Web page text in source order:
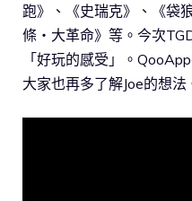
跑》、《史瑞克》、《袋
條‧大革命》等。今次
「好玩的感受」。
大家也再多了解Joe的想法